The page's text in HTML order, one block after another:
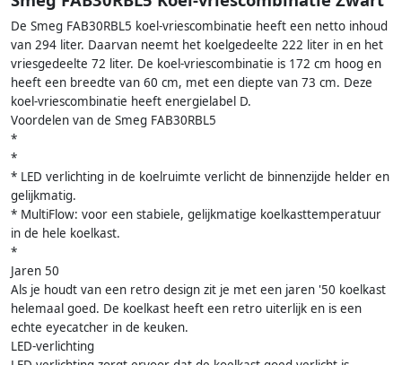
De Smeg FAB30RBL5 koel-vriescombinatie heeft een netto inhoud
van 294 liter. Daarvan neemt het koelgedeelte 222 liter in en het
vriesgedeelte 72 liter. De koel-vriescombinatie is 172 cm hoog en
heeft een breedte van 60 cm, met een diepte van 73 cm. Deze
koel-vriescombinatie heeft energielabel D.
Voordelen van de Smeg FAB30RBL5
*
*
* LED verlichting in de koelruimte verlicht de binnenzijde helder en
gelijkmatig.
* MultiFlow: voor een stabiele, gelijkmatige koelkasttemperatuur
in de hele koelkast.
*
Jaren 50
Als je houdt van een retro design zit je met een jaren '50 koelkast
helemaal goed. De koelkast heeft een retro uiterlijk en is een
echte eyecatcher in de keuken.
LED-verlichting